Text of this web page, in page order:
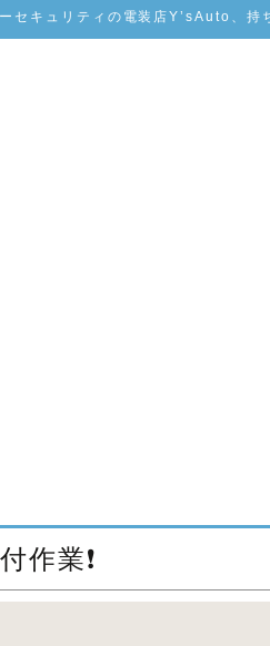
セキュリティの電装店Y’sAuto、持
業❗